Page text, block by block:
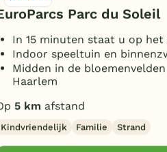
Parc du Soleil
In 15 minuten staat u op het
Indoor speeltuin en
Midden in de
Haarlem
5 km afstand
Kindvriendelijk Familie Strand